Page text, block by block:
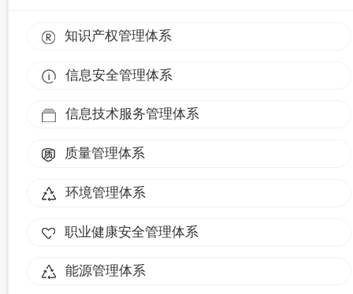
知识产权管理体系
信息安全管理体系
信息技术服务管理体系
质量管理体系
环境管理体系
职业健康安全管理体系
能源管理体系